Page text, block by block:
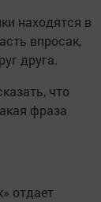
находятся в
впросак,
друга.
что
фраза
отдает